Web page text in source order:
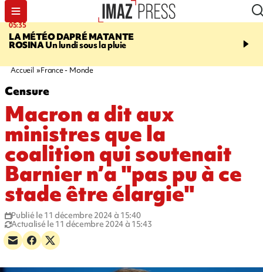
05:35
LA MÉTÉO DAPRÉ MATANTE
ROSINAUn lundi sous la pluie
07:47
ses deux enfants
Accueil France - Monde
Censure
Macron a dit aux
ministres que la
coalition qui soutenait
Barnier n’a "pas pu à ce
stade être élargie"
Publié le 11 décembre 2024 à 15:40
Actualisé le 11 décembre 2024 à 15:43